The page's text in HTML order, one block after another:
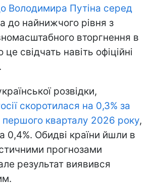
Володимира Путіна серед
до найнижчого рівня з
вторгнення в
свідчать навіть офіційні
розвідки,
скоротилася на 0,3% за
першого кварталу 2026 року,
0,4%. Обидві країни йшли в
прогнозами
результат виявився